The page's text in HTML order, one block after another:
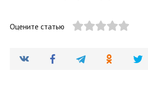
Оцените статью